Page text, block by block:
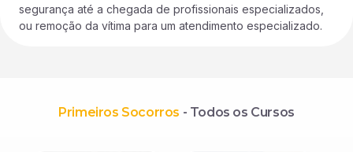
segurança até a chegada de profissionais especializados,
ou remoção da vítima para um atendimento especializado.
Primeiros Socorros - Todos os Cursos